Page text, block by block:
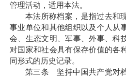
管理活动，适用本法。
本法所称档案，是指过去和
事业单位和其他组织以及个人从
会、生态文明、军事、外事、科
对国家和社会具有保存价值的各
同形式的历史记录。
第三条 坚持中国共产党对